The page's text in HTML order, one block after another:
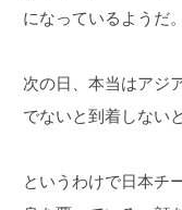
になっているようだ
次の日、本当はアジ
でないと到着しない
というわけで日本チ